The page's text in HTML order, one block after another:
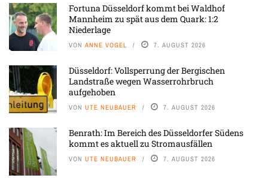
Fortuna Düsseldorf kommt bei Waldhof
Mannheim zu spät aus dem Quark: 1:2
Niederlage
VON ANNE VOGEL 7. AUGUST 2026
Düsseldorf: Vollsperrung der Bergischen
Landstraße wegen Wasserrohrbruch
aufgehoben
VON UTE NEUBAUER 7. AUGUST 2026
Benrath: Im Bereich des Düsseldorfer Südens
kommt es aktuell zu Stromausfällen
VON UTE NEUBAUER 7. AUGUST 2026